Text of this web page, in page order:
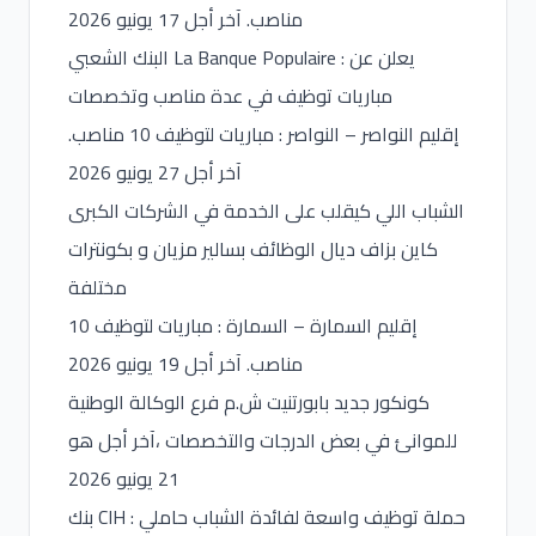
مناصب. آخر أجل 17 يونيو 2026
البنك الشعبي La Banque Populaire : يعلن عن
مباريات توظيف في عدة مناصب وتخصصات
إقليم النواصر – النواصر : مباريات لتوظيف 10 مناصب.
آخر أجل 27 يونيو 2026
الشباب اللي كيقلب على الخدمة في الشركات الكبرى
كاين بزاف ديال الوظائف بسالير مزيان و بكونترات
مختلفة
إقليم السمارة – السمارة : مباريات لتوظيف 10
مناصب. آخر أجل 19 يونيو 2026
كونكور جديد بابورتنيت ش.م فرع الوكالة الوطنية
للموانئ في بعض الدرجات والتخصصات ،آخر أجل هو
21 يونيو 2026
بنك CIH : حملة توظيف واسعة لفائدة الشباب حاملي